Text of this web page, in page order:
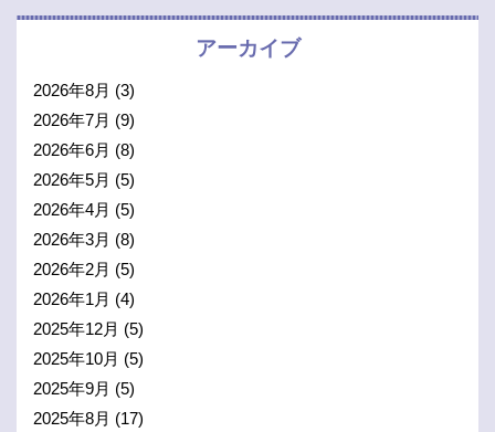
アーカイブ
2026年8月 (3)
2026年7月 (9)
2026年6月 (8)
2026年5月 (5)
2026年4月 (5)
2026年3月 (8)
2026年2月 (5)
2026年1月 (4)
2025年12月 (5)
2025年10月 (5)
2025年9月 (5)
2025年8月 (17)